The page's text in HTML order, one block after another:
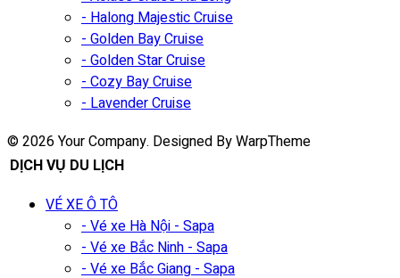
- Halong Majestic Cruise
- Golden Bay Cruise
- Golden Star Cruise
- Cozy Bay Cruise
- Lavender Cruise
© 2026 Your Company. Designed By WarpTheme
DỊCH VỤ DU LỊCH
VÉ XE Ô TÔ
- Vé xe Hà Nội - Sapa
- Vé xe Bắc Ninh - Sapa
- Vé xe Bắc Giang - Sapa